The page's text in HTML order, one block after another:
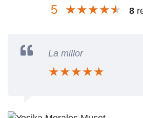
5 ★★★★★
★★★★★ 8
La millor
★★★★★